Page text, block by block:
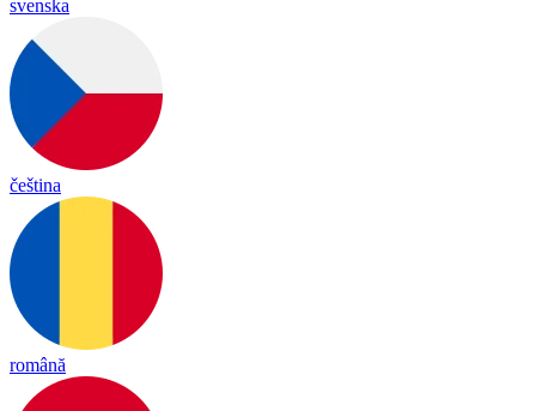
svenska
čeština
română